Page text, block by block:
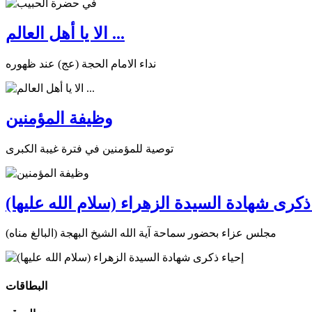
الا يا أهل العالم ...
نداء الامام الحجة (عج) عند ظهوره
وظيفة المؤمنين
توصية للمؤمنين في فترة غيبة الكبرى
ذكرى شهادة السيدة الزهراء (سلام الله عليها)
مجلس عزاء بحضور سماحة آية الله الشيخ البهجة (البالغ مناه)
البطاقات